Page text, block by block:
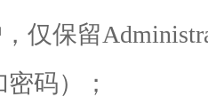
仅保留
码）；